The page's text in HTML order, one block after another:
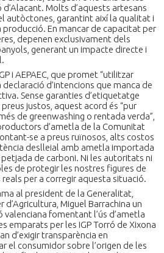
d’Alacant. Molts d’aquests artesans
autòctones, garantint així la qualitat i
En mancar de capacitat per
depenen exclusivament dels
generant un impacte directe i
i AEPAEC, que promet “utilitzar
d’intencions que manca de
Sense garanties d’etiquetatge
justos, aquest acord és “pur
de greenwashing o rentada verda”,
d’ametla de la Comunitat
se a preus ruïnosos, alts costos
deslleial amb ametla importada
de carboni. Ni les autoritats ni
de protegir les nostres figures de
per a corregir aquesta situació.
al president de la Generalitat,
d’Agricultura, Miguel Barrachina un
fomentant l’ús d’ametla
emparats per les IGP Torró de Xixona
d’exigir transparència en
el consumidor sobre l’origen de les